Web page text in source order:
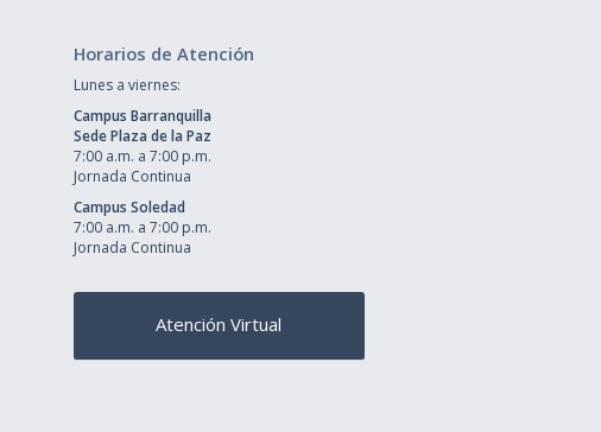
Horarios de Atención
Lunes a viernes:
Campus Barranquilla
Sede Plaza de la Paz
7:00 a.m. a 7:00 p.m.
Jornada Continua
Campus Soledad
7:00 a.m. a 7:00 p.m.
Jornada Continua
Atención Virtual